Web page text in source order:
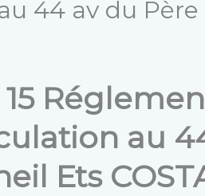
44 av du Père
15
au
Ets